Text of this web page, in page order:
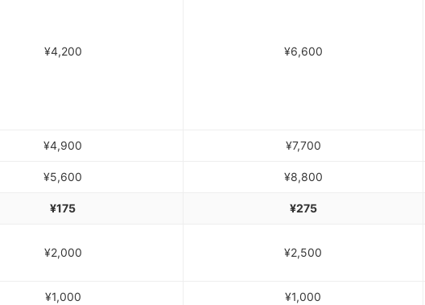
¥4,200 ¥6,600
¥4,900 ¥7,700
¥5,600 ¥8,800
¥175 ¥275
¥2,000 ¥2,500
¥1,000 ¥1,000